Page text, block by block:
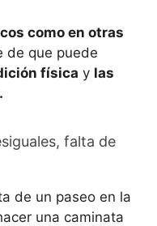
como en otras
de que puede
física y las
falta de
de un paseo en la
una caminata